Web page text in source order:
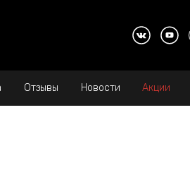
Отзывы Новости Акции